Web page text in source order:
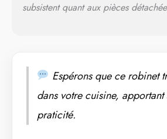
l’usure et
assurant un
pendant
subsistent quant aux pièces
Espérons que ce robinet
dans votre cuisine,
praticité.